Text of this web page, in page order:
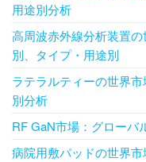
用途別分析
高周波赤外線分析装置
別、タイプ・用途別
ラテラルティーの世界
別分析
RF GaN市場：グローバ
病院用敷パッドの世界